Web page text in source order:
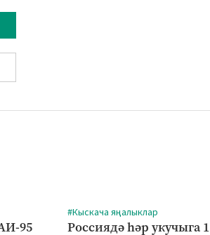
95
#Кыскача яңалыклар
Россиядә һәр укучыга 1